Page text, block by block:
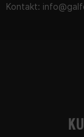
Kontakt: